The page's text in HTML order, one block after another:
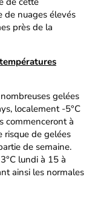
de nuages élevés
près de la
gelées
localement -5°C
commenceront à
risque de gelées
de semaine.
lundi à 15 à
ainsi les normales